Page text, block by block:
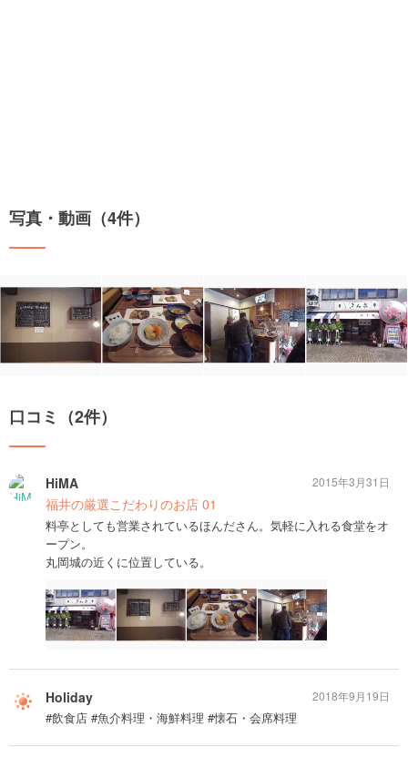
写真・動画（4件）
口コミ（2件）
HiMA
福井の厳選こだわりのお店 01
料亭としても営業されているほんださん。気軽に入れる食堂をオ
ープン。
丸岡城の近くに位置している。
2015年3月31日
Holiday
#飲食店 #魚介料理・海鮮料理 #懐石・会席料理
2018年9月19日